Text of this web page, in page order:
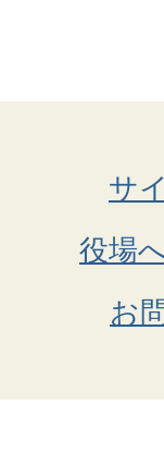
サ
役場
お